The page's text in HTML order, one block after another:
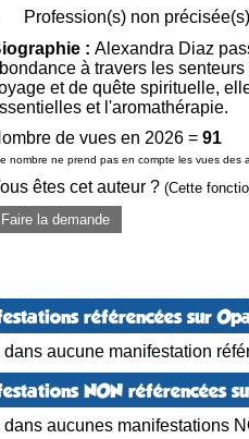
Profession(s) non précisée(s)
: Alexandra Diaz
à travers les
et de quête spirituelle,
et l'aromathérapie.
de vues en 2026 = 91
nombre ne prend pas en compte les vues des
êtes cet auteur ? (Cette
Faire la demande
référencées sur
aucune manifestation
NON référencées
aucunes manifestations